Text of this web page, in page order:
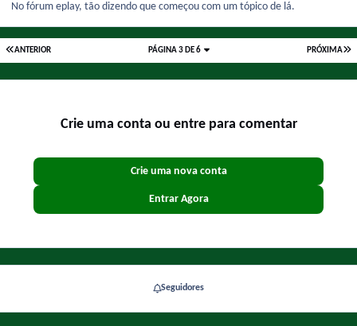
No fórum eplay, tão dizendo que começou com um tópico de lá.
ANTERIOR PRÓXIMA
PÁGINA 3 DE 6
Crie uma conta ou entre para comentar
Crie uma nova conta
Entrar Agora
Seguidores